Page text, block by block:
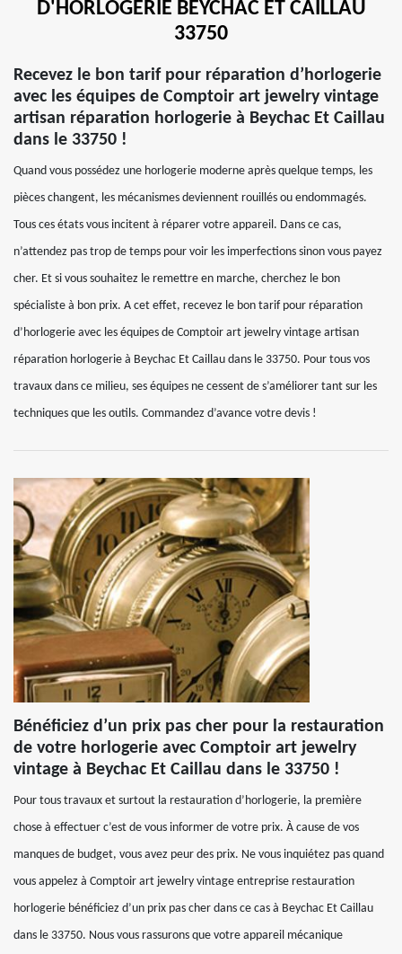
D'HORLOGERIE BEYCHAC ET CAILLAU
33750
Recevez le bon tarif pour réparation d’horlogerie
avec les équipes de Comptoir art jewelry vintage
artisan réparation horlogerie à Beychac Et Caillau
dans le 33750 !
Quand vous possédez une horlogerie moderne après quelque temps, les
pièces changent, les mécanismes deviennent rouillés ou endommagés.
Tous ces états vous incitent à réparer votre appareil. Dans ce cas,
n’attendez pas trop de temps pour voir les imperfections sinon vous payez
cher. Et si vous souhaitez le remettre en marche, cherchez le bon
spécialiste à bon prix. A cet effet, recevez le bon tarif pour réparation
d’horlogerie avec les équipes de Comptoir art jewelry vintage artisan
réparation horlogerie à Beychac Et Caillau dans le 33750. Pour tous vos
travaux dans ce milieu, ses équipes ne cessent de s’améliorer tant sur les
techniques que les outils. Commandez d’avance votre devis !
Bénéficiez d’un prix pas cher pour la restauration
de votre horlogerie avec Comptoir art jewelry
vintage à Beychac Et Caillau dans le 33750 !
Pour tous travaux et surtout la restauration d’horlogerie, la première
chose à effectuer c’est de vous informer de votre prix. À cause de vos
manques de budget, vous avez peur des prix. Ne vous inquiétez pas quand
vous appelez à Comptoir art jewelry vintage entreprise restauration
horlogerie bénéficiez d’un prix pas cher dans ce cas à Beychac Et Caillau
dans le 33750. Nous vous rassurons que votre appareil mécanique